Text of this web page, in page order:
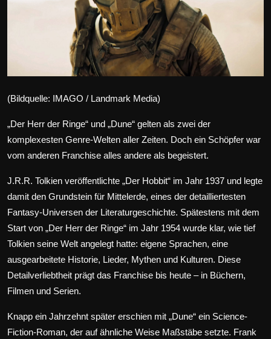
Wissenschaft & Gesundheit
Deutsch
(Bildquelle: IMAGO / Landmark Media)
„Der Herr der Ringe“ und „Dune“ gelten als zwei der
komplexesten Genre-Welten aller Zeiten. Doch ein Schöpfer war
vom anderen Franchise alles andere als begeistert.
J.R.R. Tolkien veröffentlichte „Der Hobbit“ im Jahr 1937 und legte
damit den Grundstein für Mittelerde, eines der detailliertesten
Fantasy-Universen der Literaturgeschichte. Spätestens mit dem
Start von „Der Herr der Ringe“ im Jahr 1954 wurde klar, wie tief
Tolkien seine Welt angelegt hatte: eigene Sprachen, eine
ausgearbeitete Historie, Lieder, Mythen und Kulturen. Diese
Detailverliebtheit prägt das Franchise bis heute – in Büchern,
Filmen und Serien.
Knapp ein Jahrzehnt später erschien mit „Dune“ ein Science-
Fiction-Roman, der auf ähnliche Weise Maßstäbe setzte. Frank